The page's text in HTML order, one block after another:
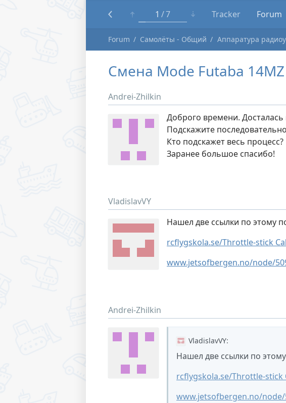
1 7 Tracker Forum
Forum Самолёты - Общий Аппаратура
Смена Mode Futaba 14MZ
Andrei-Zhilkin
Доброго времени.
Подскажите
Кто подскажет весь процесс?
Заранее большое спасибо!
VladislavVY
Нашел две ссылки по этому
rcflygskola.se/Throttle-stick
www.jetsofbergen.no/node/
Andrei-Zhilkin
VladislavVY:
Нашел две ссылки по
rcflygskola.se/Throttle-stick
www.jetsofbergen.no/node/